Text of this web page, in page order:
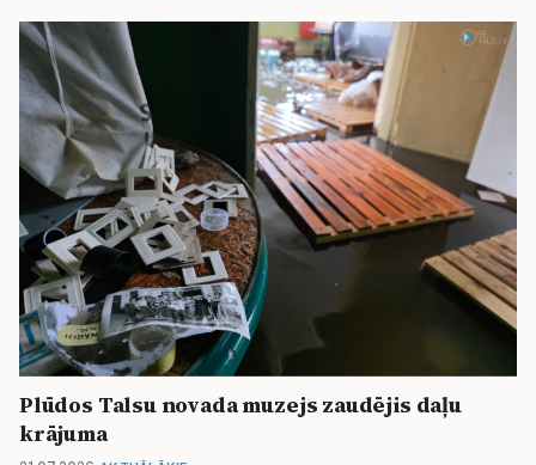
Plūdos Talsu novada muzejs zaudējis daļu
krājuma